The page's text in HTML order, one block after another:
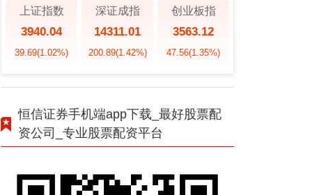
上证指数
3940.04
39.69(1.02%)
深证成指
14311.01
200.89(1.42%)
创业板指
3563.12
47.56(1.35%)
恒信证券手机端app下载_最好股票配
资公司_专业股票配资平台